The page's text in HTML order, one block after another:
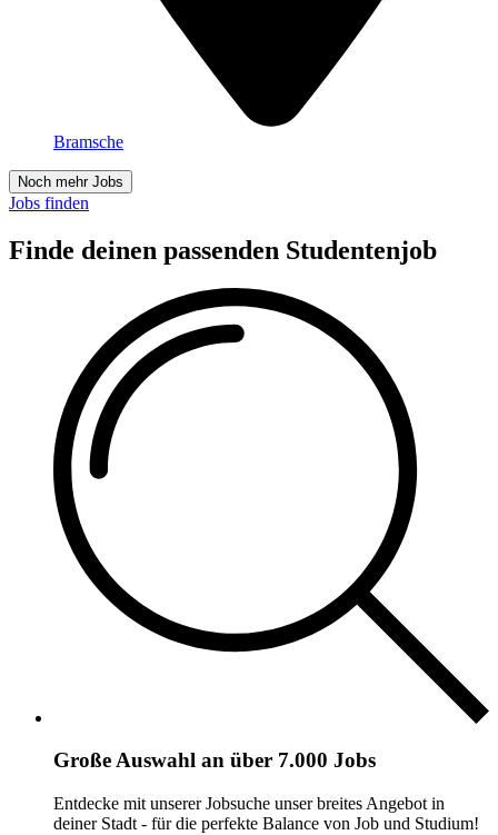
Bramsche
Noch mehr Jobs
Jobs finden
Finde deinen passenden Studentenjob
Große Auswahl an über 7.000 Jobs
Entdecke mit unserer Jobsuche unser breites Angebot in
deiner Stadt - für die perfekte Balance von Job und Studium!